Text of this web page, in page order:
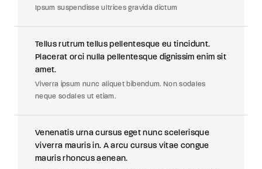
Ipsum suspendisse ultrices gravida dictum
Tellus rutrum tellus pellentesque eu tincidunt.
Placerat orci nulla pellentesque dignissim enim sit
amet.
Viverra ipsum nunc aliquet bibendum. Non sodales
neque sodales ut etiam.
Venenatis urna cursus eget nunc scelerisque
viverra mauris in. A arcu cursus vitae congue
mauris rhoncus aenean.